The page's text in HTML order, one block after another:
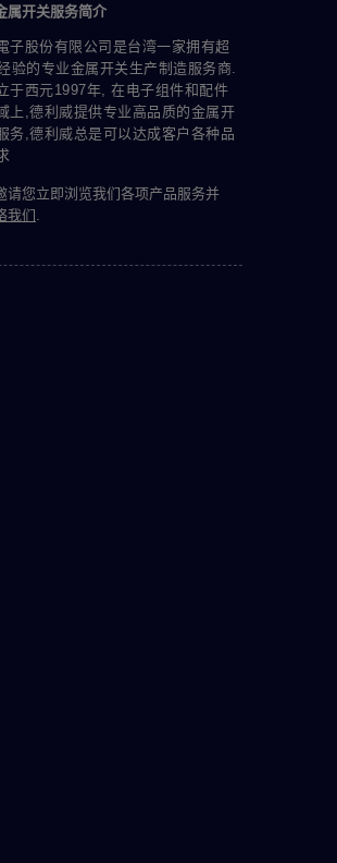
属开关服务简介
子股份有限公司是台湾一家拥有超
验的专业金属开关生产制造服务商.
于西元1997年, 在电子组件和配件
上,德利威提供专业高品质的金属开
务,德利威总是可以达成客户各种品
请您立即浏览我们各项产品服务并
我们 .